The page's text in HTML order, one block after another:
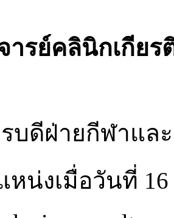
ารย์คลินิกเกีย
บดีฝ่ายกีฬาแล
หน่งเมื่อวันที่